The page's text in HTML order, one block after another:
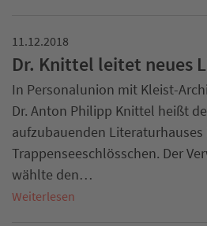
11.12.2018
Dr. Knittel leitet neues
In Personalunion mit Kleist-
Dr. Anton Philipp Knittel heißt
aufzubauenden Literaturhauses
Trappenseeschlösschen. Der
wählte den…
Weiterlesen